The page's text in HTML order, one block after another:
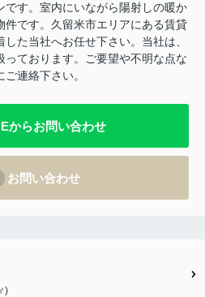
です。室内にいながら陽射しの暖か
件です。久留米市エリアにある賃貸
た当社へお任せ下さい。当社は、
っております。ご要望や不明な点な
連絡下さい。
からお問い合わせ
お問い合わせ
)